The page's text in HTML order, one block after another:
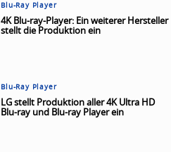
Blu-Ray Player
4K Blu-ray-Player: Ein weiterer Hersteller
stellt die Produktion ein
Blu-Ray Player
LG stellt Produktion aller 4K Ultra HD
Blu-ray und Blu-ray Player ein